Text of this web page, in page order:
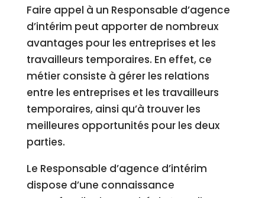
Faire appel à un Responsable d’agence
d’intérim peut apporter de nombreux
avantages pour les entreprises et les
travailleurs temporaires. En effet, ce
métier consiste à gérer les relations
entre les entreprises et les travailleurs
temporaires, ainsi qu’à trouver les
meilleures opportunités pour les deux
parties.
Le Responsable d’agence d’intérim
dispose d’une connaissance